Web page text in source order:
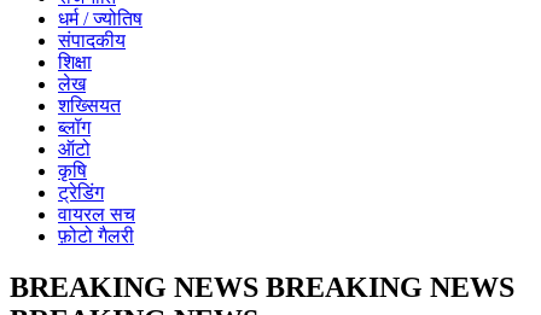
धर्म / ज्योतिष
संपादकीय
शिक्षा
लेख
शख्सियत
ब्लॉग
ऑटो
कृषि
ट्रेडिंग
वायरल सच
फ़ोटो गैलरी
BREAKING NEWS BREAKING NEWS